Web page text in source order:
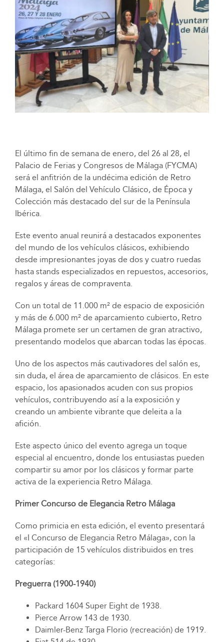
El último fin de semana de enero, del 26 al 28, el
Palacio de Ferias y Congresos de Málaga (FYCMA)
será el anfitrión de la undécima edición de Retro
Málaga, el Salón del Vehículo Clásico, de Época y
Colección más destacado del sur de la Península
Ibérica.
Este evento anual reunirá a destacados exponentes
del mundo de los vehículos clásicos, exhibiendo
desde impresionantes joyas de dos y cuatro ruedas
hasta stands especializados en repuestos, accesorios,
regalos y áreas de compraventa.
Con un total de 11.000 m² de espacio de exposición
y más de 6.000 m² de aparcamiento cubierto, Retro
Málaga promete ser un certamen de gran atractivo,
presentando modelos que abarcan todas las épocas.
Uno de los aspectos más cautivadores del salón es,
sin duda, el área de aparcamiento de clásicos. En este
espacio, los apasionados acuden con sus propios
vehículos, contribuyendo así a la exposición y
creando un ambiente vibrante que deleita a la
afición.
Este aspecto único del evento agrega un toque
especial al encuentro, donde los entusiastas pueden
compartir su amor por los clásicos y formar parte
activa de la experiencia Retro Málaga.
Primer Concurso de Elegancia Retro Málaga
Como primicia en esta edición, el evento presentará
el «I Concurso de Elegancia Retro Málaga», con la
participación de 15 vehículos distribuidos en tres
categorías:
Preguerra (1900-1940)
Packard 1604 Super Eight de 1938.
Pierce Arrow 143 de 1930.
Daimler-Benz Targa Florio (recreación) de 1919.